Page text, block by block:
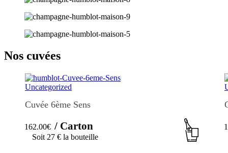
Nos cuvées
Uncategorized
Cuvée 6ème Sens
162.00€ / Carton
Soit 27 € la bouteille